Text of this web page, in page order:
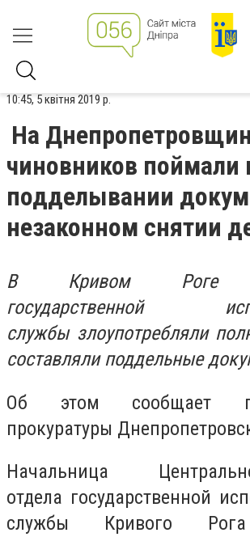
10:45, 5 квітня 2019 р.
На
чиновников поймали
подделывании
незаконном снятии
В Кривом Роге
государственной
службы злоупотребляли
составляли поддельные
Об этом сообщает
прокуратуры
Начальница
отдела государственной
службы Кривого